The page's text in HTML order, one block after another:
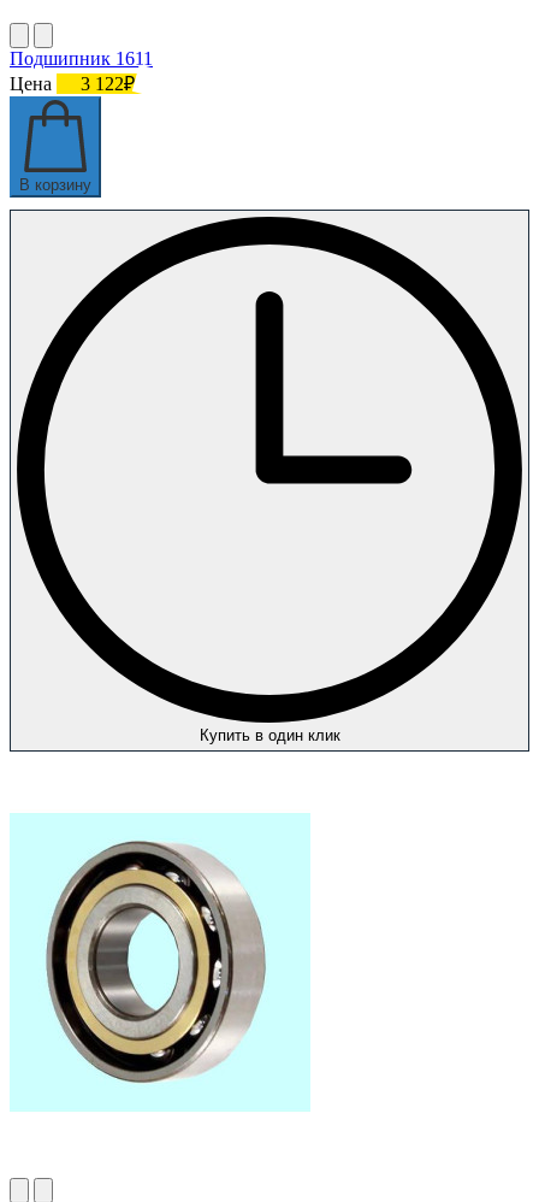
Подшипник 1611
Цена
3 122₽
В корзину
Купить в один клик